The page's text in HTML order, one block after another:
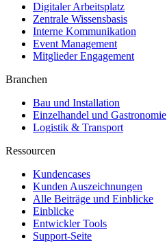
Digitaler Arbeitsplatz
Zentrale Wissensbasis
Interne Kommunikation
Event Management
Mitglieder Engagement
Branchen
Bau und Installation
Einzelhandel und Gastronomie
Logistik & Transport
Ressourcen
Kundencases​
Kunden Auszeichnungen
Alle Beiträge und Einblicke
Einblicke
Entwickler Tools
Support-Seite